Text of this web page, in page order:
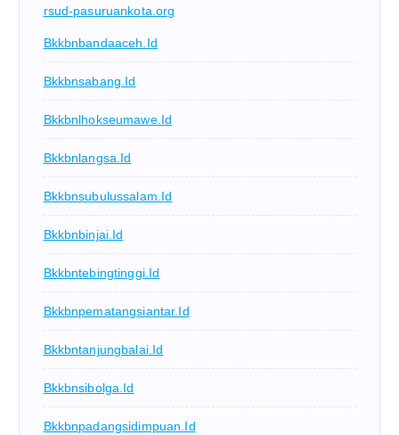
rsud-pasuruankota.org
Bkkbnbandaaceh.id
Bkkbnsabang.id
Bkkbnlhokseumawe.id
Bkkbnlangsa.id
Bkkbnsubulussalam.id
Bkkbnbinjai.id
Bkkbntebingtinggi.id
Bkkbnpematangsiantar.id
Bkkbntanjungbalai.id
Bkkbnsibolga.id
Bkkbnpadangsidimpuan.id